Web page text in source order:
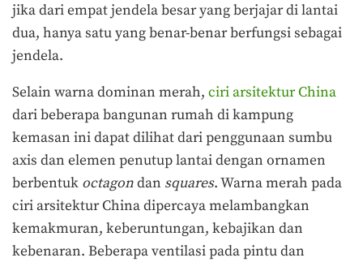
jika dari empat jendela besar yang berjajar di lantai
dua, hanya satu yang benar-benar berfungsi sebagai
jendela.
Selain warna dominan merah, ciri arsitektur China
dari beberapa bangunan rumah di kampung
kemasan ini dapat dilihat dari penggunaan sumbu
axis dan elemen penutup lantai dengan ornamen
berbentuk octagondan squares. Warna merah pada
ciri arsitektur China dipercaya melambangkan
kemakmuran, keberuntungan, kebajikan dan
kebenaran. Beberapa ventilasi pada pintu dan